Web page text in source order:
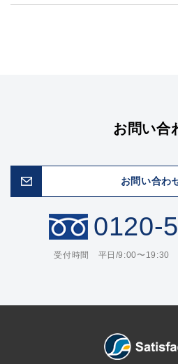
お問い合
お問い合わ
0120-
受付時間 平日/9:00〜19:30